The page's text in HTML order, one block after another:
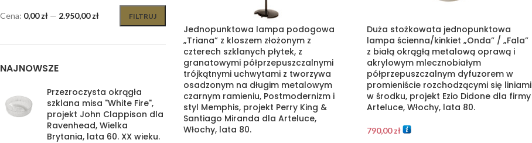
FILTRUJ
Cena: 0,00 zł — 2.950,00 zł
NAJNOWSZE
Przezroczysta okrągła
szklana misa "White Fire",
projekt John Clappison dla
Ravenhead, Wielka
Brytania, lata 60. XX wieku.
Jednopunktowa lampa podogowa
„Triana” z kloszem złożonym z
czterech szklanych płytek, z
granatowymi półprzepuszczalnymi
trójkątnymi uchwytami z tworzywa
osadzonym na długim metalowym
czarnym ramieniu, Postmodernizm i
styl Memphis, projekt Perry King &
Santiago Miranda dla Arteluce,
Włochy, lata 80.
Duża stożkowata jednopunktowa
lampa ścienna/kinkiet „Onda” / „Fala”
z białą okrągłą metalową oprawą i
akrylowym mlecznobiałym
półprzepuszczalnym dyfuzorem w
promieniście rozchodzącymi się liniami
w środku, projekt Ezio Didone dla firmy
Arteluce, Włochy, lata 80.
790,00zł